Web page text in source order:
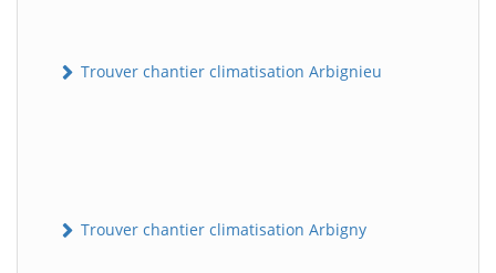
Trouver chantier climatisation Arbignieu
Trouver chantier climatisation Arbigny